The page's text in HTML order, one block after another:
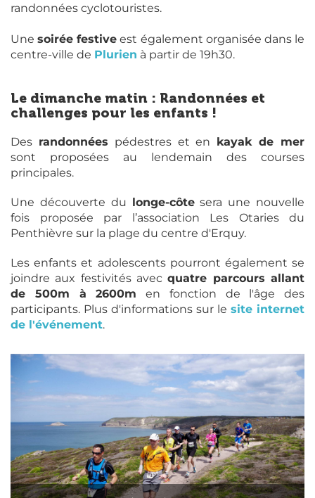
randonnées cyclotouristes.
Unesoirée festive est également organisée dans le
centre-ville de Plurien à partir de 19h30.
Le dimanche matin : Randonnées et
challenges pour les enfants !
Des randonnées pédestres et en kayak de mer
sont proposées au lendemain des courses
principales.
Une découverte du longe-côtesera une nouvelle
fois proposée par l’association Les Otaries du
Penthièvre sur la plage du centre d'Erquy.
Les enfants et adolescents pourront également se
joindre aux festivités avecquatre parcours allant
de 500m à 2600m en fonction de l'âge des
participants. Plus d'informations sur le site internet
de l'événement.